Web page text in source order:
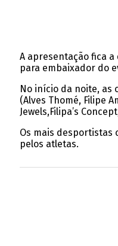
A apresentação fica a
para embaixador do
No início da noite, as
(Alves Thomé, Filipe
Jewels,Filipa’s
Os mais desportistas
pelos atletas.